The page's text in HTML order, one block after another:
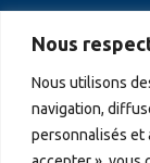
Nous
Nous utilisons
navigation,
personnalisés et